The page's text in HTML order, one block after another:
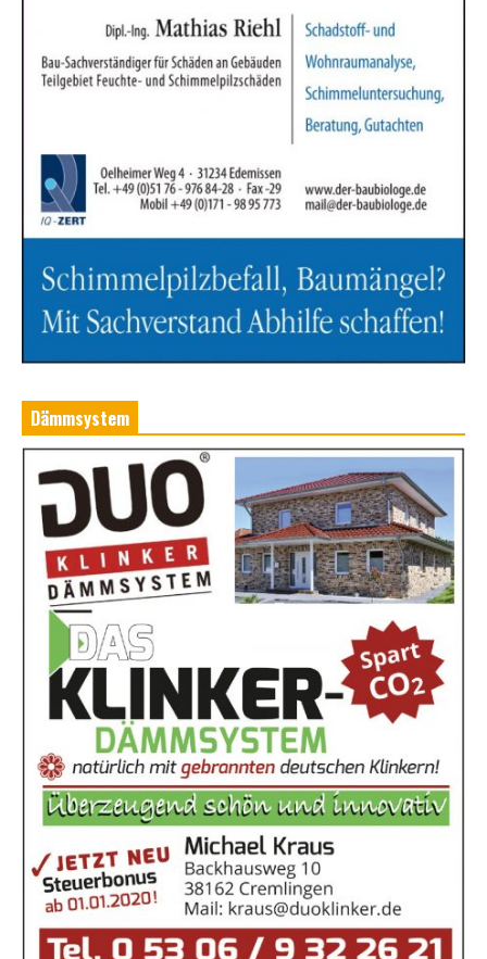
Dämmsystem